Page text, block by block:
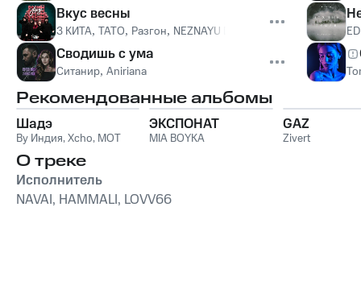
Вкус весны
3 КИТА, ТАТО, Разгон, NEZNAYU DAZHE FILIPP VOICE
Сводишь с ума
Ситанир, Aniriana
Рекомендованные альбомы
Шадэ
By Индия,Xcho, MOT
ЭКСПОНАТ
MIA BOYKA
GAZ
Zivert
О треке
Исполнитель
NAVAI, HAMMALI, LOVV66